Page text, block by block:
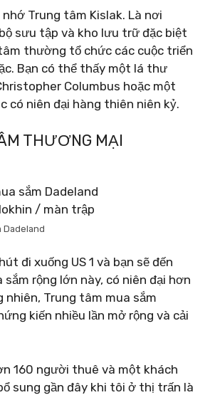
nhớ Trung tâm Kislak. Là nơi
sưu tập và kho lưu trữ đặc biệt
thường tổ chức các cuộc triển
Bạn có thể thấy một lá thư
Columbus hoặc một
có niên đại hàng thiên niên kỷ.
THƯƠNG MẠI
/ màn trập
Dadeland
đi xuống US 1 và bạn sẽ đến
rộng lớn này, có niên đại hơn
nhiên, Trung tâm mua sắm
kiến ​​nhiều lần mở rộng và cải
160 người thuê và một khách
sung gần đây khi tôi ở thị trấn là